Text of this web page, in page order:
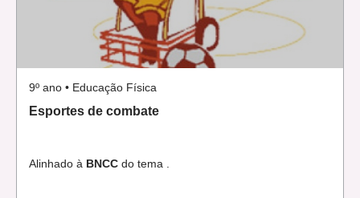
9º ano • Educação Física
Esportes de combate
Alinhado à BNCC do tema .